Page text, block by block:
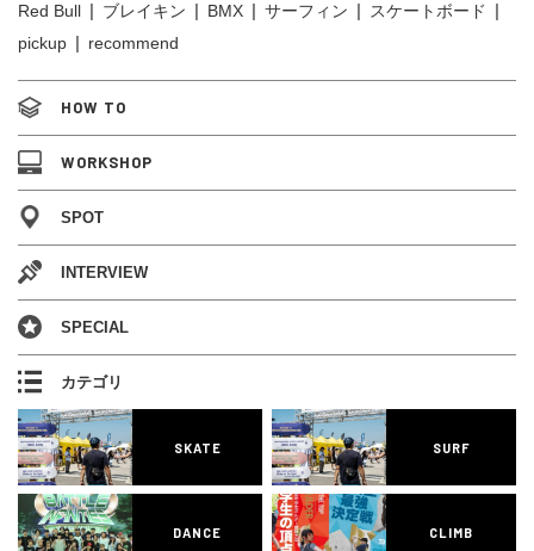
Red Bull
ブレイキン BMX サーフィン
スケートボード
pickup
recommend
HOW TO
WORKSHOP
SPOT
INTERVIEW
SPECIAL
カテゴリ
SKATE SURF
DANCE CLIMB